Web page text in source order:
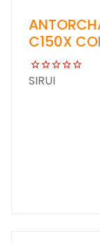
C150X
SIRUI